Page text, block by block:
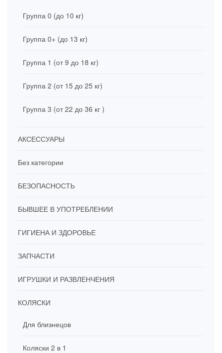
Группа 0 (до 10 кг)
Группа 0+ (до 13 кг)
Группа 1 (от 9 до 18 кг)
Группа 2 (от 15 до 25 кг)
Группа 3 (от 22 до 36 кг )
АКСЕССУАРЫ
Без категории
БЕЗОПАСНОСТЬ
БЫВШЕЕ В УПОТРЕБЛЕНИИ
ГИГИЕНА И ЗДОРОВЬЕ
ЗАПЧАСТИ
ИГРУШКИ И РАЗВЛЕНЧЕНИЯ
КОЛЯСКИ
Для близнецов
Коляски 2 в 1